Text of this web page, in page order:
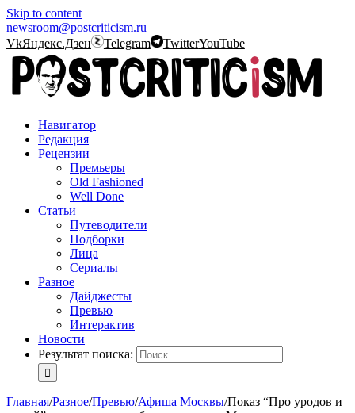
Skip to content
newsroom@postcriticism.ru
VkЯндекс.Дзен Telegram TwitterYouTube
Навигатор
Редакция
Рецензии
Премьеры
Old Fashioned
Well Done
Статьи
Путеводители
Подборки
Лица
Сериалы
Разное
Дайджесты
Превью
Интерактив
Новости
Результат поиска:
Главная/Разное/Превью/Афиша Москвы/Показ “Про уродов и